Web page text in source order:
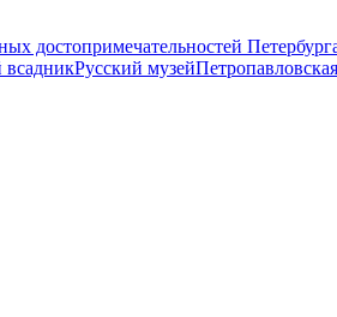
достопримечательностей
Русский музей